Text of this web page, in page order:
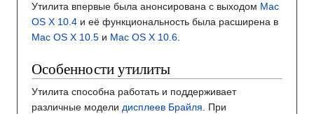
Утилита впервые была анонсирована с выходом Mac
OS X 10.4 и её функциональность была расширена в
Mac OS X 10.5 и Mac OS X 10.6.
Особенности утилиты
Утилита способна работать и поддерживает
различные модели дисплеев Брайля. При